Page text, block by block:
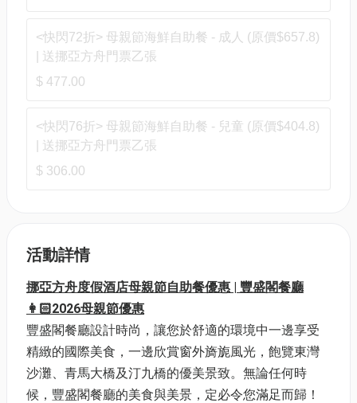
<快閃72折> 母親節海鮮自助餐 - 成人 (原價$657.8)
| 送挪亞方舟門票乙張
$ 477.00
<快閃76折> 母親節海鮮自助餐 - 兒童 (原價$404.8)
| 送挪亞方舟門票乙張
$ 306.00
活動詳情
挪亞方舟度假酒店母親節自助餐優惠 | 豐盛閣餐廳
👩🏻2026母親節優惠
豐盛閣餐廳設計時尚，讓您於舒適的環境中一邊享受
精緻的國際美食，一邊欣賞窗外旖旎風光，飽覽東灣
沙灘、青馬大橋及汀九橋的優美景致。無論任何時
候，豐盛閣餐廳的美食與美景，定必令您滿足而歸！